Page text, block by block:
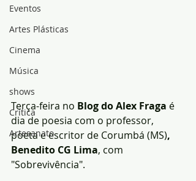
Eventos
Artes Plásticas
Cinema
Música
shows
Crítica
Artesanato
Terça-feira no Blog do Alex Fraga é
dia de poesia com o professor,
poeta e escritor de Corumbá (MS),
Benedito CG Lima, com
"Sobrevivência".